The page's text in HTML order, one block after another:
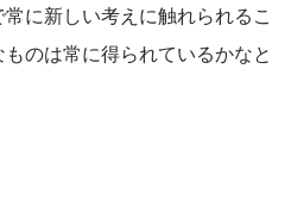
に新しい考えに触れられるこ
のは常に得られているかなと